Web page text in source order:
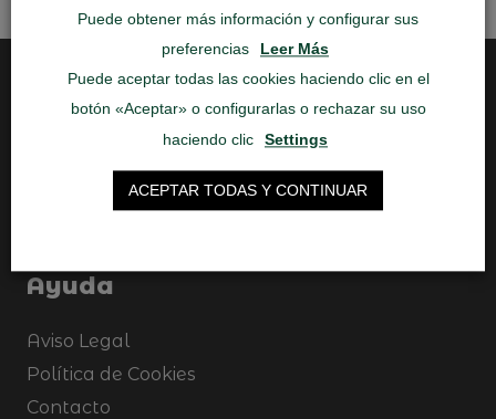
Aquí podrás encontrar los mejores viajes al
mejor precio, con un trato personal inigualable,
Ayuda
Aviso Legal
Política de Cookies
Contacto
Puede obtener más información y configurar sus
preferencias
Leer Más
Puede aceptar todas las cookies haciendo clic en el
botón «Aceptar» o configurarlas o rechazar su uso
haciendo clic
Settings
ACEPTAR TODAS Y CONTINUAR